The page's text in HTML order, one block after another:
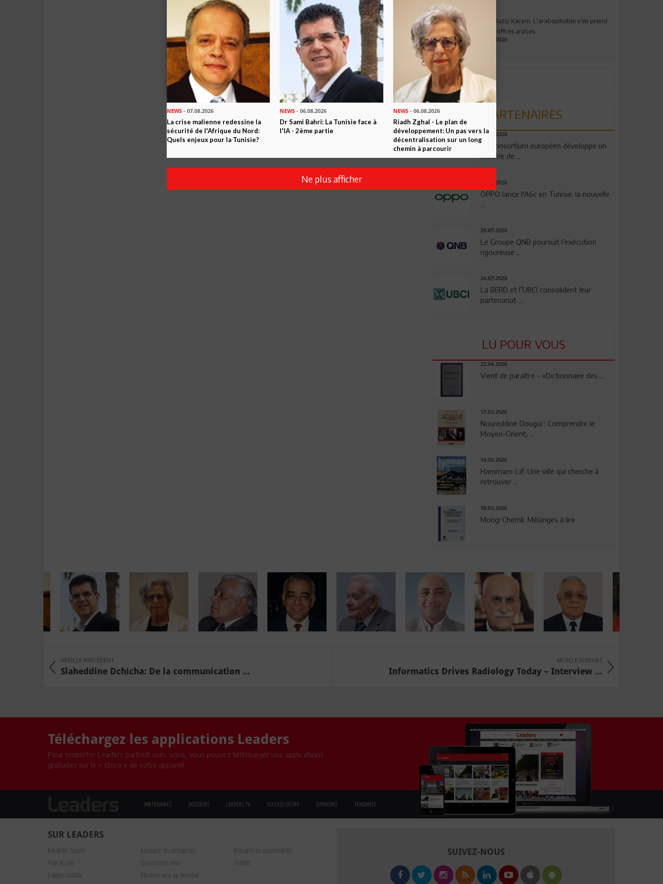
Abdelaziz Kacem: L’arabophobie s’en prend
aux chiffres arabes
09.07.2026
PARTENAIRES
06.08.2026
Un consortium européen développe un
modèle de ...
04.08.2026
OPPO lance l'A6c en Tunisie: la nouvelle
...
29.07.2026
Le Groupe QNB poursuit l’exécution
rigoureuse ...
24.07.2026
La BERD et l’UBCI consolident leur
partenariat ...
LU POUR VOUS
23.04.2026
Vient de paraître - «Dictionnaire des ...
17.03.2026
Noureddine Dougui : Comprendre le
Moyen-Orient, ...
14.03.2026
Hammam-Lif: Une ville qui cherche à
retrouver ...
10.03.2026
Mongi Chemli: Mélanges à lire
ARTICLE PRÉCÉDENT
Slaheddine Dchicha: De la communication ...
ARTICLE SUIVANT
Informatics Drives Radiology Today – Interview ...
Téléchargez les applications Leaders
Pour emporter Leaders partout avec vous, vous pouvez télécharger nos applications
gratuites sur le « store » de votre appareil.
PARTENAIRES DOSSIERS LEADERS TV SUCCESS STORY OPINIONS TENDANCE
SUR LEADERS
Actualités Tunisie Annuaire des entreprises
Annuaire de personnalités
Plan du site
Qui sommes nous
Contact
Leaders Mobile
Abonnez-vous au mensuel
SUIVEZ-NOUS
NEWS - 07.08.2026
La crise malienne redessine la
sécurité de l'Afrique du Nord:
Quels enjeux pour la Tunisie?
NEWS - 06.08.2026
Dr Sami Bahri: La Tunisie face à
l'IA - 2ème partie
NEWS- 06.08.2026
Riadh Zghal - Le plan de
développement: Un pas vers la
décentralisation sur un long
chemin à parcourir
Ne plus afficher